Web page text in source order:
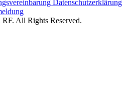
Datenschutzerklärung
All Rights Reserved.